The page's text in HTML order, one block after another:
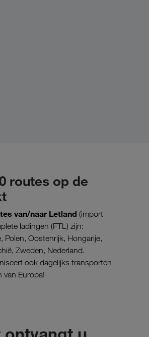
routes op de
van/naar Letland (import
ladingen (FTL) zijn:
Polen, Oostenrijk, Hongarije,
Zweden, Nederland.
ook dagelijks transporten
van Europa!